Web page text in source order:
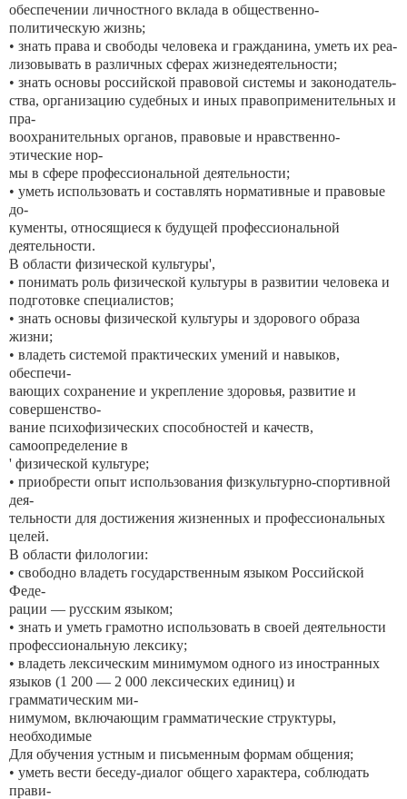
обеспечении личностного вклада в общественно-
политическую жизнь;
• знать права и свободы человека и гражданина, уметь их реа-
лизовывать в различных сферах жизнедеятельности;
• знать основы российской правовой системы и законодатель-
ства, организацию судебных и иных правоприменительных и
пра-
воохранительных органов, правовые и нравственно-
этические нор-
мы в сфере профессиональной деятельности;
• уметь использовать и составлять нормативные и правовые
до-
кументы, относящиеся к будущей профессиональной
деятельности.
В области физической культуры',
• понимать роль физической культуры в развитии человека и
подготовке специалистов;
• знать основы физической культуры и здорового образа
жизни;
• владеть системой практических умений и навыков,
обеспечи-
вающих сохранение и укрепление здоровья, развитие и
совершенство-
вание психофизических способностей и качеств,
самоопределение в
' физической культуре;
• приобрести опыт использования физкультурно-спортивной
дея-
тельности для достижения жизненных и профессиональных
целей.
В области филологии:
• свободно владеть государственным языком Российской
Феде-
рации — русским языком;
• знать и уметь грамотно использовать в своей деятельности
профессиональную лексику;
• владеть лексическим минимумом одного из иностранных
языков (1 200 — 2 000 лексических единиц) и
грамматическим ми-
нимумом, включающим грамматические структуры,
необходимые
Для обучения устным и письменным формам общения;
• уметь вести беседу-диалог общего характера, соблюдать
прави-